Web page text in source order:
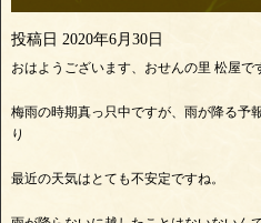
投稿日 2020年6月30日
おはようございます、おせんの里 松屋で
梅雨の時期真っ只中ですが、雨が降る予
り
最近の天気はとても不安定ですね。